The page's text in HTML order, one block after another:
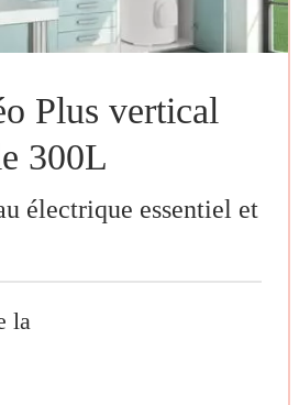
Plus vertical
300L
électrique essentiel et
la